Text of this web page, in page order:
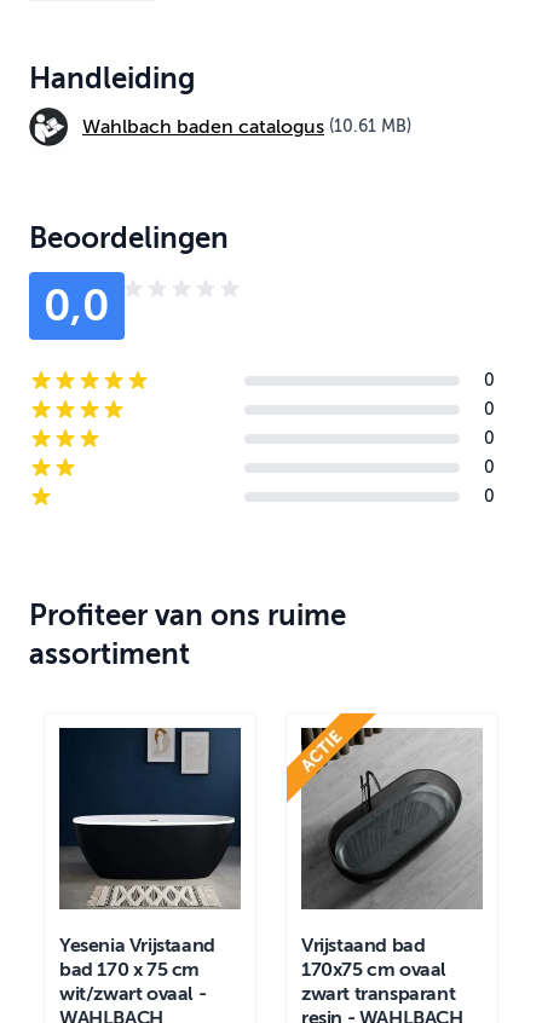
Handleiding
Wahlbach baden catalogus (10.61 MB)
Beoordelingen
0,0
5-star reviews
0
4-star reviews
0
3-star reviews
0
2-star reviews
0
1-star reviews
0
Profiteer van ons ruime
assortiment
Yesenia Vrijstaand
bad 170 x 75 cm
wit/zwart ovaal -
WAHLBACH
Vrijstaand bad
170x75 cm ovaal
zwart transparant
resin - WAHLBACH